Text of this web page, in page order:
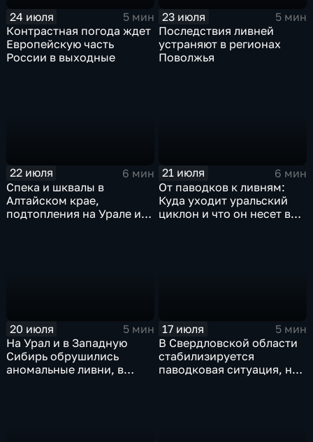
24 июля
5 мин
Контрастная погода ждет
Европейскую часть
России в выходные
23 июля
5 мин
Последствия ливней
устраняют в регионах
Поволжья
22 июля
6 мин
Спека и шквалы в
Алтайском крае,
подтопления на Урале и
21 июля
6 мин
От паводков к ливням:
Куда уходит уральский
циклон и что он несет в
20 июля
5 мин
На Урал и в Западную
Сибирь обрушились
аномальные ливни, в
17 июля
5 мин
В Свердловской области
стабилизируется
паводковая ситуация, но